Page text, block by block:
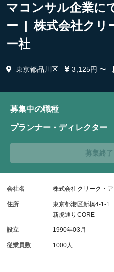
マコンサル企業に
ー | 株式会社クリ
ー社
東京都品川区 3,125円 〜
募集中の職種
プランナー・ディレクター
募集終
会社名 株式会社クリーク・
住所
東京都港区新橋4-1-1
新虎通りCORE
設立 1990年03月
従業員数 1000人